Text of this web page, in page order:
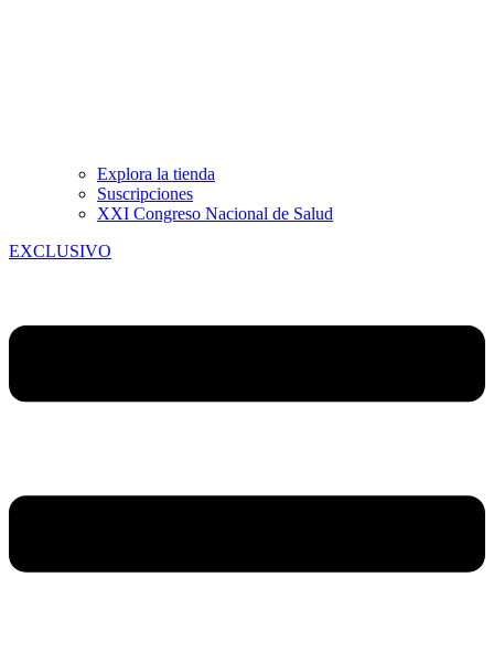
Explora la tienda
Suscripciones
XXI Congreso Nacional de Salud
EXCLUSIVO